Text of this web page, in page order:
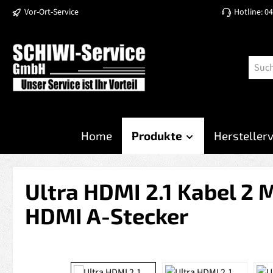
Hauptinhalt springen
Zur Suche springen
Zur Hauptnavigation springen
Vor-Ort-Service Hotline:
Home Produkte
Ultra HDMI 2.1 Kabel 2
HDMI A-Stecker
Bildergalerie überspringen